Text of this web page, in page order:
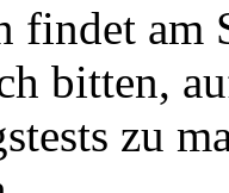
findet am
bitten,
zu